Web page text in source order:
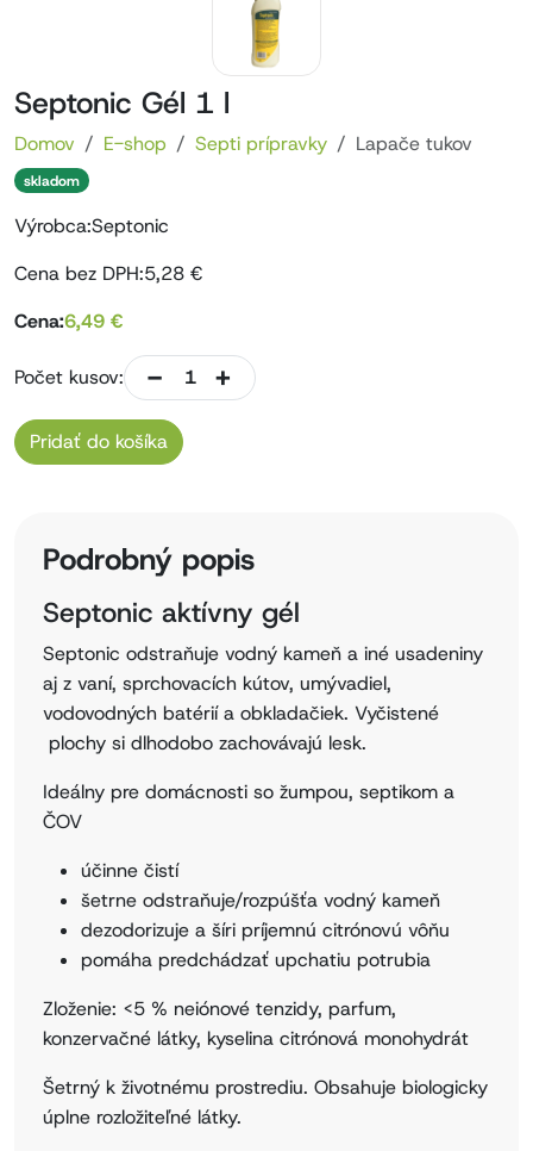
Septonic Gél 1 l
Domov E-shop Septi prípravky Lapače tukov
skladom
Výrobca:Septonic
Cena bez DPH:5,28 €
Cena:6,49 €
Počet kusov: - +
Pridať do košíka
Podrobný popis
Septonic aktívny gél
Septonic odstraňuje vodný kameň a iné usadeniny
aj z vaní, sprchovacích kútov, umývadiel,
vodovodných batérií a obkladačiek. Vyčistené
plochy si dlhodobo zachovávajú lesk.
Ideálny pre domácnosti so žumpou, septikom a
ČOV
účinne čistí
šetrne odstraňuje/rozpúšťa vodný kameň
dezodorizuje a šíri príjemnú citrónovú vôňu
pomáha predchádzať upchatiu potrubia
Zloženie: <5 % neiónové tenzidy, parfum,
konzervačné látky, kyselina citrónová monohydrát
Šetrný k životnému prostrediu. Obsahuje biologicky
úplne rozložiteľné látky.